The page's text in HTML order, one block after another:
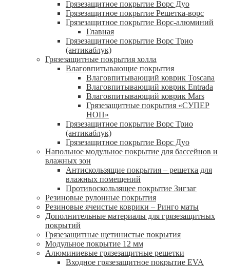
Грязезащитное покрытие Ворс Дуо
Грязезащитное покрытие Решетка-ворс
Грязезащитное покрытие Ворс-алюминий
Главная
Грязезащитное покрытие Ворс Трио
(антикаблук)
Грязезащитные покрытия холла
Влаговпитывающие покрытия
Влаговпитывающий коврик Toscana
Влаговпитывающий коврик Entrada
Влаговпитывающий коврик Mars
Грязезащитные покрытия «СУПЕР
НОП»
Грязезащитное покрытие Ворс Трио
(антикаблук)
Грязезащитное покрытие Ворс Дуо
Напольное модульное покрытие для бассейнов и
влажных зон
Антискользящие покрытия – решетка для
влажных помещений
Противоскользящее покрытие Зигзаг
Резиновые рулонные покрытия
Резиновые ячеистые коврики – Ринго маты
Дополнительные материалы для грязезащитных
покрытий
Грязезащитные щетинистые покрытия
Модульное покрытие 12 мм
Алюминиевые грязезащитные решетки
Входное грязезащитное покрытие EVA